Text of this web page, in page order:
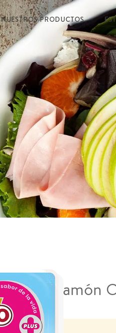
NUESTROS PRODUCTOS
Jamón